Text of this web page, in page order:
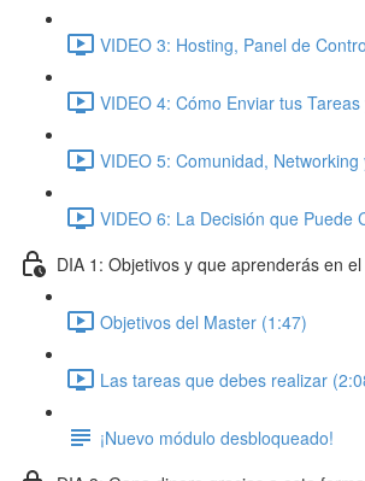
VIDEO 3: Hosting, Panel de
VIDEO 4: Cómo Enviar tus
VIDEO 5: Comunidad,
VIDEO 6: La Decisión que Puede
DIA 1: Objetivos y que aprenderás en
Objetivos del Master (1:47)
Las tareas que debes realizar
¡Nuevo módulo desbloqueado!